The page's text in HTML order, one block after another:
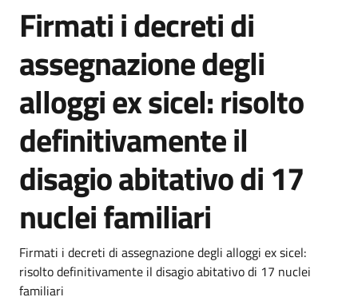
Firmati i decreti di
assegnazione degli
alloggi ex sicel: risolto
definitivamente il
disagio abitativo di 17
nuclei familiari
Dettagli della notizia
Firmati i decreti di assegnazione degli alloggi ex sicel:
risolto definitivamente il disagio abitativo di 17 nuclei
familiari